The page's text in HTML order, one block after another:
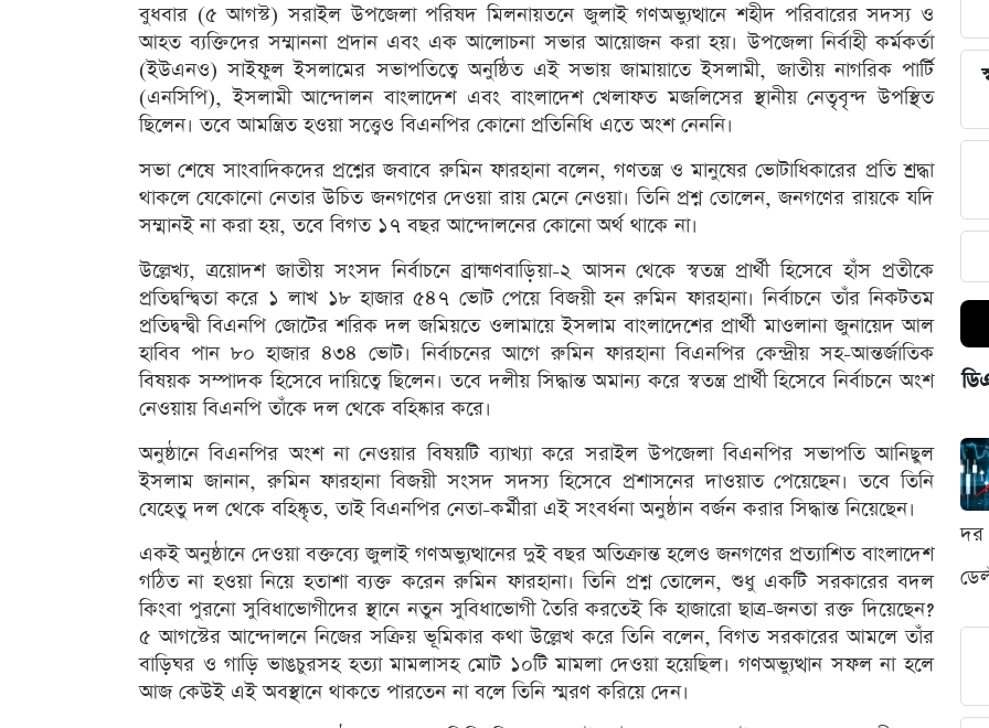
বুধবার (৫ আগস্ট) সরাইল উপজেলা পরিষদ মিলনায়তনে জুলাই গণঅভ্যুত্থানে শহীদ পরিবারের সদস্য ও
আহত ব্যক্তিদের সম্মাননা প্রদান এবং এক আলোচনা সভার আয়োজন করা হয়। উপজেলা নির্বাহী কর্মকর্তা
(ইউএনও) সাইফুল ইসলামের সভাপতিত্বে অনুষ্ঠিত এই সভায় জামায়াতে ইসলামী, জাতীয় নাগরিক পার্টি
(এনসিপি), ইসলামী আন্দোলন বাংলাদেশ এবং বাংলাদেশ খেলাফত মজলিসের স্থানীয় নেতৃবৃন্দ উপস্থিত
ছিলেন। তবে আমন্ত্রিত হওয়া সত্ত্বেও বিএনপির কোনো প্রতিনিধি এতে অংশ নেননি।
সভা শেষে সাংবাদিকদের প্রশ্নের জবাবে রুমিন ফারহানা বলেন, গণতন্ত্র ও মানুষের ভোটাধিকারের প্রতি শ্রদ্ধা
থাকলে যেকোনো নেতার উচিত জনগণের দেওয়া রায় মেনে নেওয়া। তিনি প্রশ্ন তোলেন, জনগণের রায়কে যদি
সম্মানই না করা হয়, তবে বিগত ১৭ বছর আন্দোলনের কোনো অর্থ থাকে না।
উল্লেখ্য, ত্রয়োদশ জাতীয় সংসদ নির্বাচনে ব্রাহ্মণবাড়িয়া-২ আসন থেকে স্বতন্ত্র প্রার্থী হিসেবে হাঁস প্রতীকে
প্রতিদ্বন্দ্বিতা করে ১ লাখ ১৮ হাজার ৫৪৭ ভোট পেয়ে বিজয়ী হন রুমিন ফারহানা। নির্বাচনে তাঁর নিকটতম
প্রতিদ্বন্দ্বী বিএনপি জোটের শরিক দল জমিয়তে ওলামায়ে ইসলাম বাংলাদেশের প্রার্থী মাওলানা জুনায়েদ আল
হাবিব পান ৮০ হাজার ৪৩৪ ভোট। নির্বাচনের আগে রুমিন ফারহানা বিএনপির কেন্দ্রীয় সহ-আন্তর্জাতিক
বিষয়ক সম্পাদক হিসেবে দায়িত্বে ছিলেন। তবে দলীয় সিদ্ধান্ত অমান্য করে স্বতন্ত্র প্রার্থী হিসেবে নির্বাচনে অংশ
নেওয়ায় বিএনপি তাঁকে দল থেকে বহিষ্কার করে।
অনুষ্ঠানে বিএনপির অংশ না নেওয়ার বিষয়টি ব্যাখ্যা করে সরাইল উপজেলা বিএনপির সভাপতি আনিছুল
ইসলাম জানান, রুমিন ফারহানা বিজয়ী সংসদ সদস্য হিসেবে প্রশাসনের দাওয়াত পেয়েছেন। তবে তিনি
যেহেতু দল থেকে বহিষ্কৃত, তাই বিএনপির নেতা-কর্মীরা এই সংবর্ধনা অনুষ্ঠান বর্জন করার সিদ্ধান্ত নিয়েছেন।
একই অনুষ্ঠানে দেওয়া বক্তব্যে জুলাই গণঅভ্যুত্থানের দুই বছর অতিক্রান্ত হলেও জনগণের প্রত্যাশিত বাংলাদেশ
গঠিত না হওয়া নিয়ে হতাশা ব্যক্ত করেন রুমিন ফারহানা। তিনি প্রশ্ন তোলেন, শুধু একটি সরকারের বদল
কিংবা পুরনো সুবিধাভোগীদের স্থানে নতুন সুবিধাভোগী তৈরি করতেই কি হাজারো ছাত্র-জনতা রক্ত দিয়েছেন?
৫ আগস্টের আন্দোলনে নিজের সক্রিয় ভূমিকার কথা উল্লেখ করে তিনি বলেন, বিগত সরকারের আমলে তাঁর
বাড়িঘর ও গাড়ি ভাঙচুরসহ হত্যা মামলাসহ মোট ১০টি মামলা দেওয়া হয়েছিল। গণঅভ্যুত্থান সফল না হলে
আজ কেউই এই অবস্থানে থাকতে পারতেন না বলে তিনি স্মরণ করিয়ে দেন।
দর